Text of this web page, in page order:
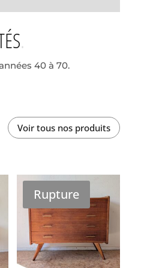
40 à 70.
Voir tous nos produits
Rupture